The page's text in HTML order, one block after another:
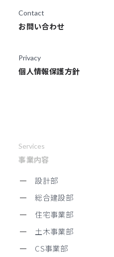
Services
事業内容
設計部
総合建設部
住宅事業部
土木事業部
CS事業部
Contact
お問い合わせ
Privacy
個人情報保護方針